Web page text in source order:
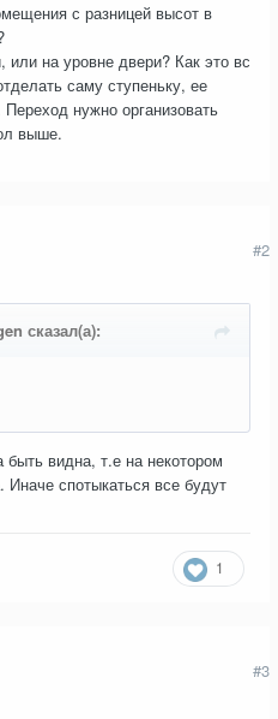
с разницей высот в
или на уровне двери? Как это вс
саму ступеньку, ее
нужно организовать
выше.
#2
сказал(а):
видна, т.е на некотором
Иначе спотыкаться все будут
1
#3